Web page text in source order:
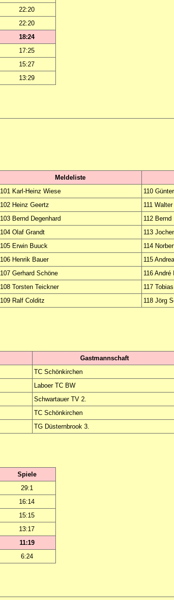
22:20
22:20
18:24
17:25
15:27
13:29
Meldeliste
101 Karl-Heinz Wiese
110
102 Heinz Geertz
111
103 Bernd Degenhard
112 Bernd
104 Olaf Grandt
113
105 Erwin Buuck
114
106 Henrik Bauer
115
107 Gerhard Schöne
116 André
108 Torsten Teickner
117
109 Ralf Colditz
118 Jörg
Gastmannschaft
TC Schönkirchen
Laboer TC BW
Schwartauer TV 2.
TC Schönkirchen
TG Düsternbrook 3.
Spiele
29:1
16:14
15:15
13:17
11:19
6:24